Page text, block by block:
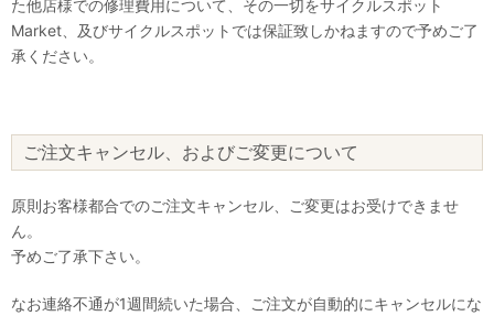
た他店様での修理費用について、その一切をサイクルスポット
Market、及びサイクルスポットでは保証致しかねますので予めご了
承ください。
ご注文キャンセル、およびご変更について
原則お客様都合でのご注文キャンセル、ご変更はお受けできませ
ん。
予めご了承下さい。
なお連絡不通が1週間続いた場合、ご注文が自動的にキャンセルにな